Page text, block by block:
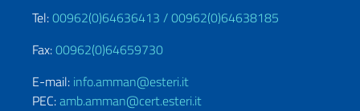
Tel:00962(0)64636413 /00962(0)64638185
Fax:00962(0)64659730
E-mail: info.amman@esteri.it
PEC:amb.amman@cert.esteri.it